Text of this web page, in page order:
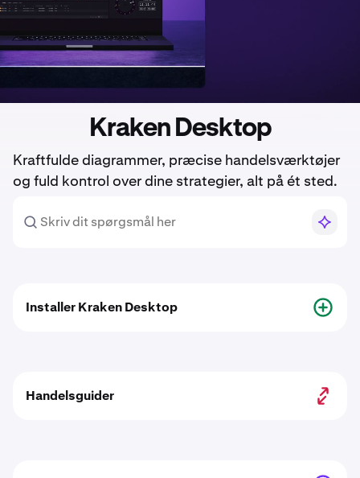
Kraken Desktop
Kraftfulde diagrammer, præcise handelsværktøjer
og fuld kontrol over dine strategier, alt på ét sted.
Installer Kraken Desktop
Handelsguider